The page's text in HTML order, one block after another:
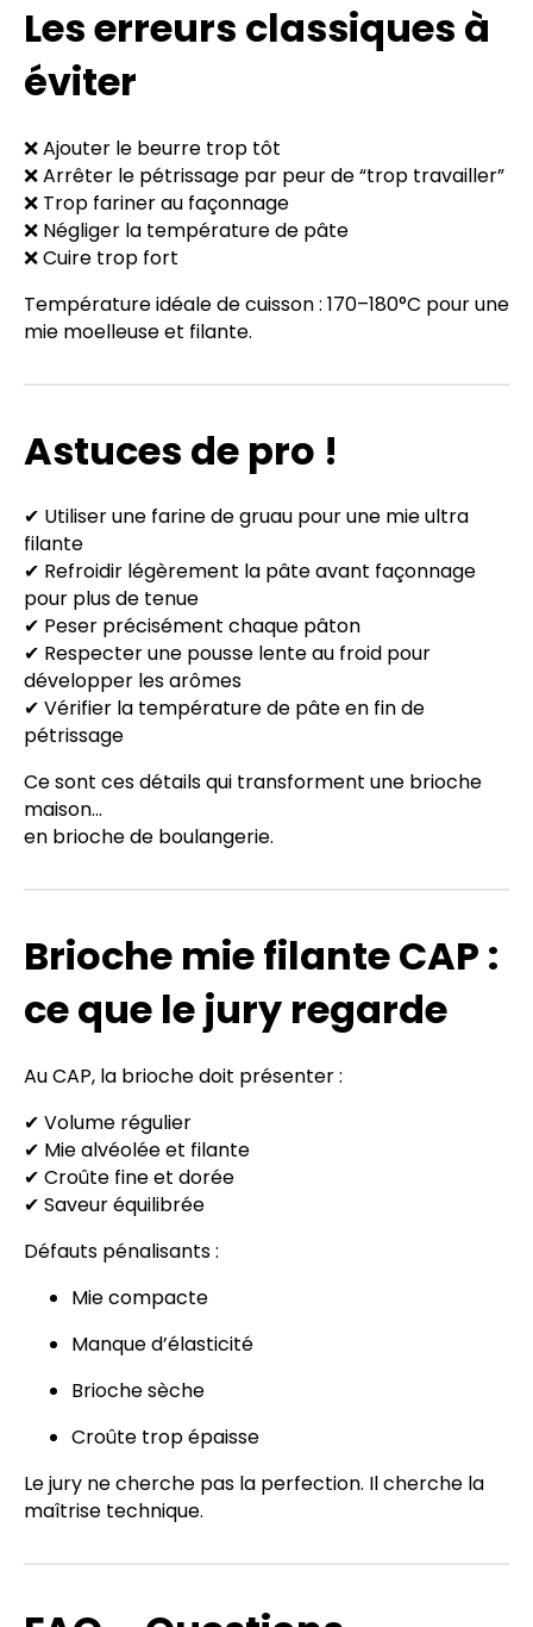
Les erreurs classiques à
éviter
❌ Ajouter le beurre trop tôt
❌ Arrêter le pétrissage par peur de “trop travailler”
❌ Trop fariner au façonnage
❌ Négliger la température de pâte
❌ Cuire trop fort
Température idéale de cuisson : 170–180°C pour une
mie moelleuse et filante.
Astuces de pro !
✔ Utiliser une farine de gruau pour une mie ultra
filante
✔ Refroidir légèrement la pâte avant façonnage
pour plus de tenue
✔ Peser précisément chaque pâton
✔ Respecter une pousse lente au froid pour
développer les arômes
✔ Vérifier la température de pâte en fin de
pétrissage
Ce sont ces détails qui transforment une brioche
maison…
en brioche de boulangerie.
Brioche mie filante CAP :
ce que le jury regarde
Au CAP, la brioche doit présenter :
✔ Volume régulier
✔ Mie alvéolée et filante
✔ Croûte fine et dorée
✔ Saveur équilibrée
Défauts pénalisants :
Mie compacte
Manque d’élasticité
Brioche sèche
Croûte trop épaisse
Le jury ne cherche pas la perfection. Il cherche la
maîtrise technique.